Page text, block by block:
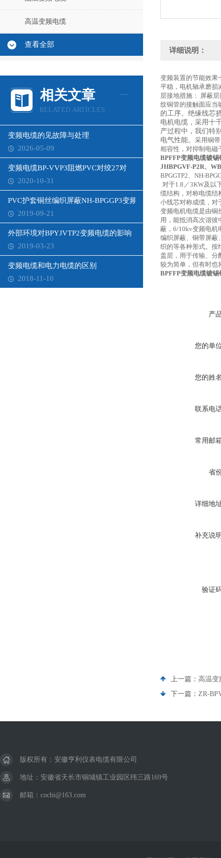
高温变频电缆
查看全部
相关文章
RELATED ARTICLES
变频电缆的见故障与处理
2026-05-09
变频电缆BP-VVP3阻燃PVC对绞27对
2020-10-31
PVC护套铜丝编织屏蔽NH-BPGGP3变频电缆
2019-09-21
外部环境对BPYJVTP2变频电缆的影响
2019-03-23
变频电缆和电力电缆的区别
2018-11-10
详细说明：
变频装置的节能效果
平稳，电机轴承磨损
层接地措施： 屏蔽
纹铜管的接触面应当
的工序。绝缘线芯
电机电缆，采用十
产过程中，我们特
电气性能。 采用铜
相容性，对抑制电磁
BPFFP变频电缆镀
JHBPGVF-P2R、
BPGGTP2、NH-
对于1.8／3KW及以
缆结构，对称电缆结
小线芯对称成缆，对
变频电机电缆是由铜
用，能抵消高次谐彼
蔽，6/10kv变频电机
编织屏蔽、铜带屏蔽
织的等各种形式。按
盖层，用于传输、分
较为简单，但有时也
BPFFP变频电缆镀
产
您的单
您的姓
联系电
常用邮
省
详细地
补充说
验证
上一篇： 高温变
下一篇： ZR-
版权所有：安徽亨利仪表电缆有限公司
地址：安徽省天长市铜城镇工业园区纬三路169号
邮箱：cocbi@163.com